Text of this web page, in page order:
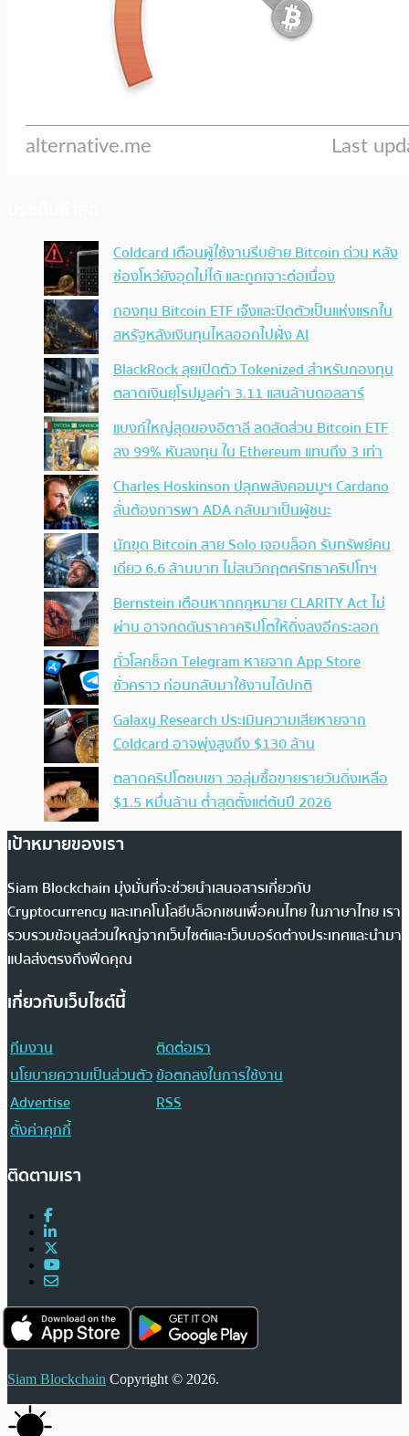
Coldcard เตือนผู้ใช้งานรีบย้าย Bitcoin ด่วน หลัง
ช่องโหว่ยังอุดไม่ได้ และถูกเจาะต่อเนื่อง
กองทุน Bitcoin ETF เจ๊งและปิดตัวเป็นแห่งแรกใน
สหรัฐหลังเงินทุนไหลออกไปฝั่ง AI
BlackRock ลุยเปิดตัว Tokenized สำหรับกองทุน
ตลาดเงินยุโรปมูลค่า 3.11 แสนล้านดอลลาร์
แบงก์ใหญ่สุดของอิตาลี ลดสัดส่วน Bitcoin ETF
ลง 99% หันลงทุน ใน Ethereum แทนถึง 3 เท่า
Charles Hoskinson ปลุกพลังคอมมูฯ Cardano
ลั่นต้องการพา ADA กลับมาเป็นผู้ชนะ
นักขุด Bitcoin สาย Solo เจอบล็อก รับทรัพย์คน
เดียว 6.6 ล้านบาท ไม่สนวิกฤตศรัทธาคริปโทฯ
Bernstein เตือนหากกฎหมาย CLARITY Act ไม่
ผ่าน อาจกดดันราคาคริปโตให้ดิ่งลงอีกระลอก
ทั่วโลกช็อก Telegram หายจาก App Store
ชั่วคราว ก่อนกลับมาใช้งานได้ปกติ
Galaxy Research ประเมินความเสียหายจาก
Coldcard อาจพุ่งสูงถึง $130 ล้าน
ตลาดคริปโตซบเซา วอลุ่มซื้อขายรายวันดิ่งเหลือ
$1.5 หมื่นล้าน ต่ำสุดตั้งแต่ต้นปี 2026
เป้าหมายของเรา
Siam Blockchain มุ่งมั่นที่จะช่วยนำเสนอสารเกี่ยวกับ
Cryptocurrency และเทคโนโลยีบล็อกเชนเพื่อคนไทย ในภาษาไทย เรา
รวบรวมข้อมูลส่วนใหญ่จากเว็บไซต์และเว็บบอร์ดต่างประเทศและนำมา
แปลส่งตรงถึงฟีดคุณ
เกี่ยวกับเว็บไซต์นี้
ทีมงาน
ติดต่อเรา
นโยบายความเป็นส่วนตัวข้อตกลงในการใช้งาน
Advertise
RSS
ตั้งค่าคุกกี้
ติดตามเรา
Siam Blockchain Copyright © 2026.